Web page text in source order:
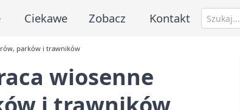
Ciekawe Zobacz Kontakt
parków i trawników
wiosenne